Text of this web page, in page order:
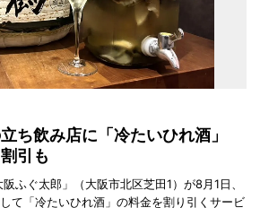
ち飲み店に「冷たいひれ酒」
引も
ふぐ太郎」（大阪市北区芝田1）が8月1日、
て「冷たいひれ酒」の料金を割り引くサービ